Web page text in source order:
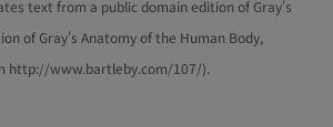
text from a public domain edition of Gray's
of Gray's Anatomy of the Human Body,
http://www.bartleby.com/107/).